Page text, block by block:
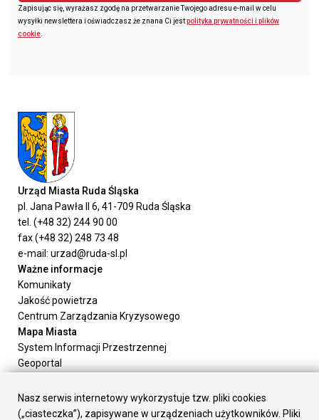
Zapisując się, wyrażasz zgodę na przetwarzanie Twojego adresu e-mail w celu
wysyłki newslettera i oświadczasz że znana Ci jestpolityka prywatności i plików
cookie.
Urząd Miasta Ruda Śląska
pl. Jana Pawła II 6, 41-709 Ruda Śląska
tel. (+48 32) 244 90 00
fax (+48 32) 248 73 48
e-mail: urzad@ruda-sl.pl
Ważne informacje
Komunikaty
Jakość powietrza
Centrum Zarządzania Kryzysowego
Mapa Miasta
System Informacji Przestrzennej
Geoportal
Załatw sprawę
Prezydent Miasta
Nasz serwis internetowy wykorzystuje tzw. pliki cookies
(„ciasteczka”), zapisywane w urządzeniach użytkowników. Pliki